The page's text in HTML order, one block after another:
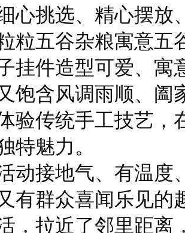
心挑选、精心摆放
粒五谷杂粮寓意五
挂件造型可爱、寓
饱含风调雨顺、阖
验传统手工技艺，
特魅力。
接地气、有温度
有群众喜闻乐见的
，拉近了邻里距离